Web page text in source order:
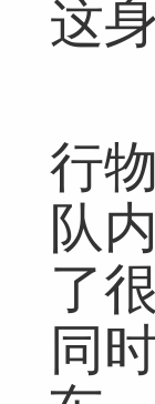
这
现
行
队
了
同